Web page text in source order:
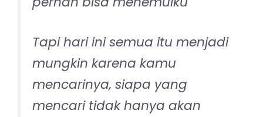
Tapi hari ini semua itu menjadi
mungkin karena kamu
mencarinya, siapa yang
mencari tidak hanya akan